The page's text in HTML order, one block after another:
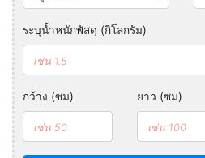
ระบุน้ำหนักพัสดุ (กิโลกรัม)
กว้าง (ซม) ยาว (ซม)